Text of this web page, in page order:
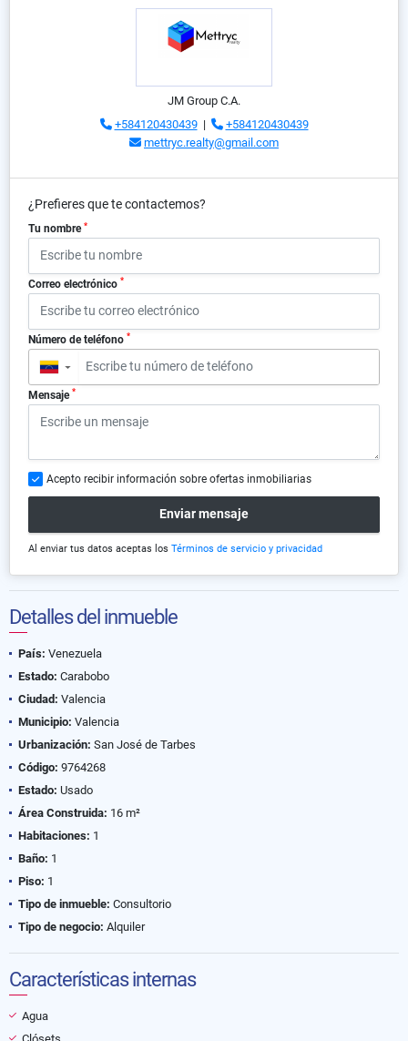
JM Group C.A.
+584120430439|
+584120430439
mettryc.realty@gmail.com
¿Prefieres que te contactemos?
Tu nombre *
Correo electrónico *
Número de teléfono *
▼
Mensaje *
Acepto recibir información sobre ofertas inmobiliarias
Enviar mensaje
Al enviar tus datos aceptas los Términos de servicio y privacidad
Detalles del inmueble
País: Venezuela
Estado: Carabobo
Ciudad: Valencia
Municipio: Valencia
Urbanización: San José de Tarbes
Código: 9764268
Estado: Usado
Área Construida: 16 m²
Habitaciones: 1
Baño: 1
Piso: 1
Tipo de inmueble: Consultorio
Tipo de negocio: Alquiler
Características internas
Agua